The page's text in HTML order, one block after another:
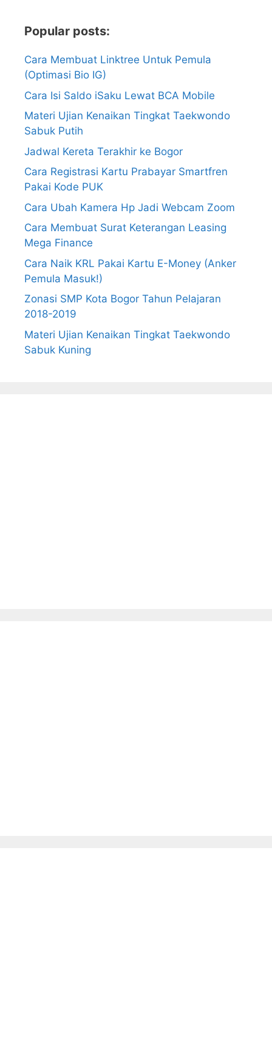
Popular posts:
Cara Membuat Linktree Untuk Pemula
(Optimasi Bio IG)
Cara Isi Saldo iSaku Lewat BCA Mobile
Materi Ujian Kenaikan Tingkat Taekwondo
Sabuk Putih
Jadwal Kereta Terakhir ke Bogor
Cara Registrasi Kartu Prabayar Smartfren
Pakai Kode PUK
Cara Ubah Kamera Hp Jadi Webcam Zoom
Cara Membuat Surat Keterangan Leasing
Mega Finance
Cara Naik KRL Pakai Kartu E-Money (Anker
Pemula Masuk!)
Zonasi SMP Kota Bogor Tahun Pelajaran
2018-2019
Materi Ujian Kenaikan Tingkat Taekwondo
Sabuk Kuning